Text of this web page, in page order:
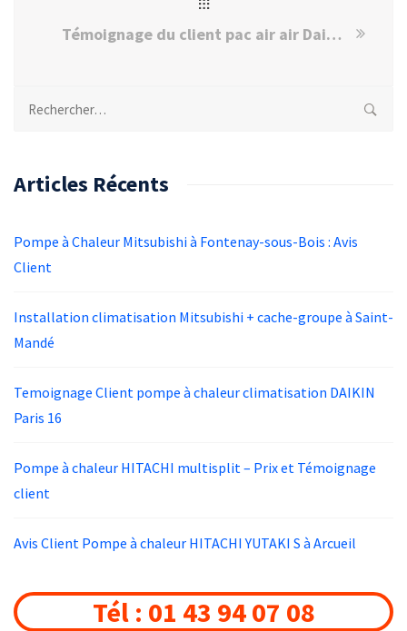
Témoignage du client pac air air Daikin à Montreuil sous-bois
Rechercher :
Articles Récents
Pompe à Chaleur Mitsubishi à Fontenay-sous-Bois : Avis
Client
Installation climatisation Mitsubishi + cache-groupe à Saint-
Mandé
Temoignage Client pompe à chaleur climatisation DAIKIN
Paris 16
Pompe à chaleur HITACHI multisplit – Prix et Témoignage
client
Avis Client Pompe à chaleur HITACHI YUTAKI S à Arcueil
Tél : 01 43 94 07 08